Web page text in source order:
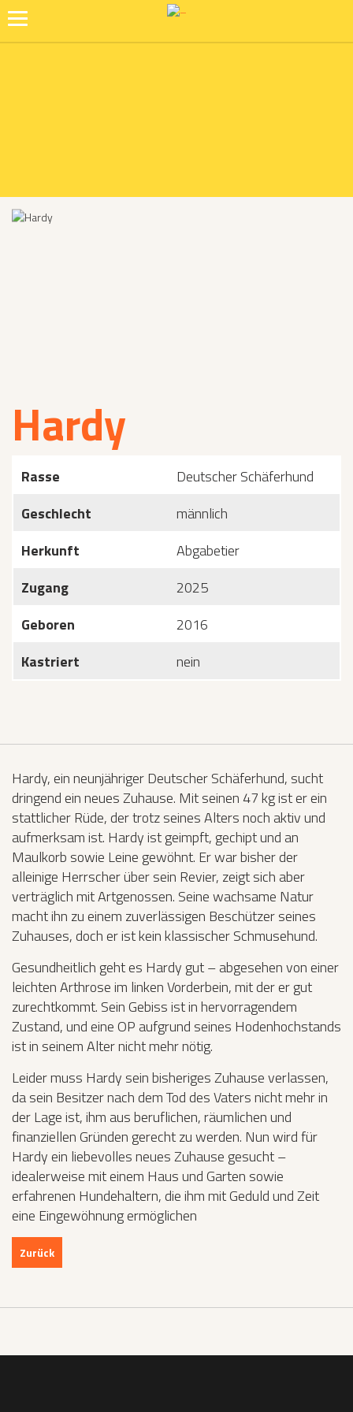
Hardy
Rasse
Deutscher Schäferhund
Geschlecht
männlich
Herkunft
Abgabetier
Zugang
2025
Geboren
2016
Kastriert
nein
Hardy, ein neunjähriger Deutscher Schäferhund, sucht
dringend ein neues Zuhause. Mit seinen 47 kg ist er ein
stattlicher Rüde, der trotz seines Alters noch aktiv und
aufmerksam ist. Hardy ist geimpft, gechipt und an
Maulkorb sowie Leine gewöhnt. Er war bisher der
alleinige Herrscher über sein Revier, zeigt sich aber
verträglich mit Artgenossen. Seine wachsame Natur
macht ihn zu einem zuverlässigen Beschützer seines
Zuhauses, doch er ist kein klassischer Schmusehund.
Gesundheitlich geht es Hardy gut – abgesehen von einer
leichten Arthrose im linken Vorderbein, mit der er gut
zurechtkommt. Sein Gebiss ist in hervorragendem
Zustand, und eine OP aufgrund seines Hodenhochstands
ist in seinem Alter nicht mehr nötig.
Leider muss Hardy sein bisheriges Zuhause verlassen,
da sein Besitzer nach dem Tod des Vaters nicht mehr in
der Lage ist, ihm aus beruflichen, räumlichen und
finanziellen Gründen gerecht zu werden. Nun wird für
Hardy ein liebevolles neues Zuhause gesucht –
idealerweise mit einem Haus und Garten sowie
erfahrenen Hundehaltern, die ihm mit Geduld und Zeit
eine Eingewöhnung ermöglichen
Zurück